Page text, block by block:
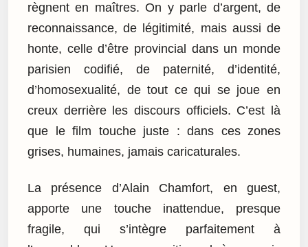
règnent en maîtres. On y parle d’argent, de
reconnaissance, de légitimité, mais aussi de
honte, celle d’être provincial dans un monde
parisien codifié, de paternité, d’identité,
d’homosexualité, de tout ce qui se joue en
creux derrière les discours officiels. C’est là
que le film touche juste : dans ces zones
grises, humaines, jamais caricaturales.
La présence d’Alain Chamfort, en guest,
apporte une touche inattendue, presque
fragile, qui s’intègre parfaitement à